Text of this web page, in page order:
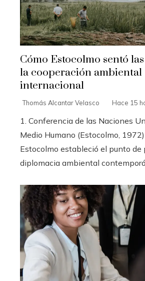
Cómo Estocolmo sentó
la cooperación ambiental
internacional
Thomás Alcantar Velasco Hace 15
1. Conferencia de las Naciones
Medio Humano (Estocolmo,
Estocolmo estableció el punto de
diplomacia ambiental